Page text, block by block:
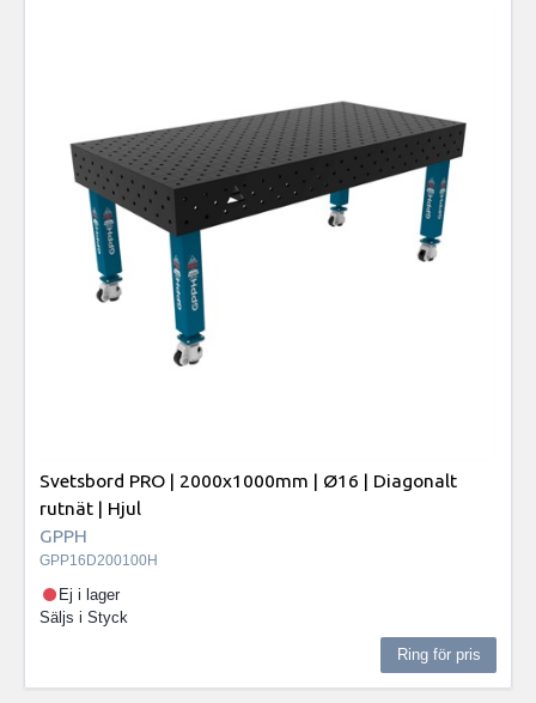
Svetsbord PRO | 2000x1000mm | Ø16 | Diagonalt
rutnät | Hjul
GPPH
GPP16D200100H
Ej i lager
Säljs i Styck
Ring för pris